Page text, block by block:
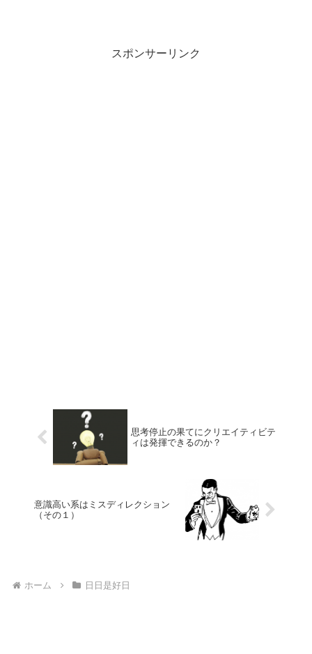
スポンサーリンク
思考停止の果てにクリエイティビテ
ィは発揮できるのか？
意識高い系はミスディレクション
（その１）
ホーム 日日是好日